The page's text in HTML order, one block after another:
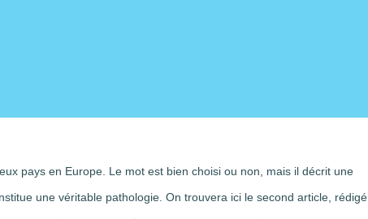
pays en Europe. Le mot est bien choisi ou non, mais il décrit une
une véritable pathologie. On trouvera ici le second article, rédigé